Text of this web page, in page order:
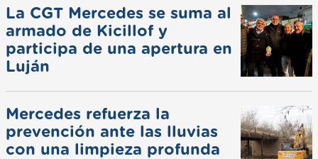
La CGT Mercedes se suma al
armado de Kicillof y
participa de una apertura en
Luján
Mercedes refuerza la
prevención ante las lluvias
con una limpieza profunda